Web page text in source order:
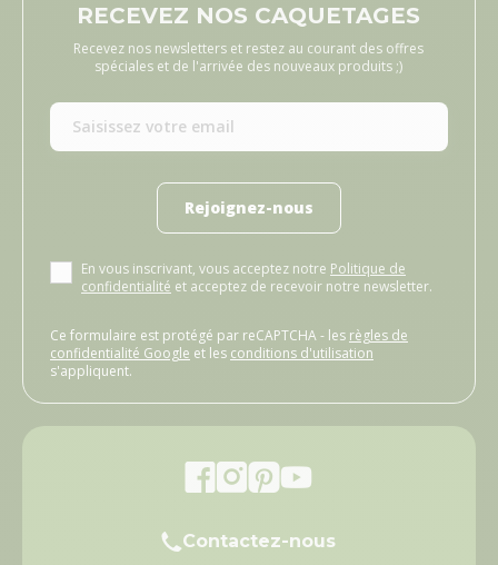
RECEVEZ NOS CAQUETAGES
Recevez nos newsletters et restez au courant des offres
spéciales et de l'arrivée des nouveaux produits ;)
Rejoignez-nous
En vous inscrivant, vous acceptez notre Politique de
confidentialité et acceptez de recevoir notre newsletter.
Ce formulaire est protégé par reCAPTCHA - les règles de
confidentialité Google et les conditions d'utilisation
s'appliquent.
Contactez-nous